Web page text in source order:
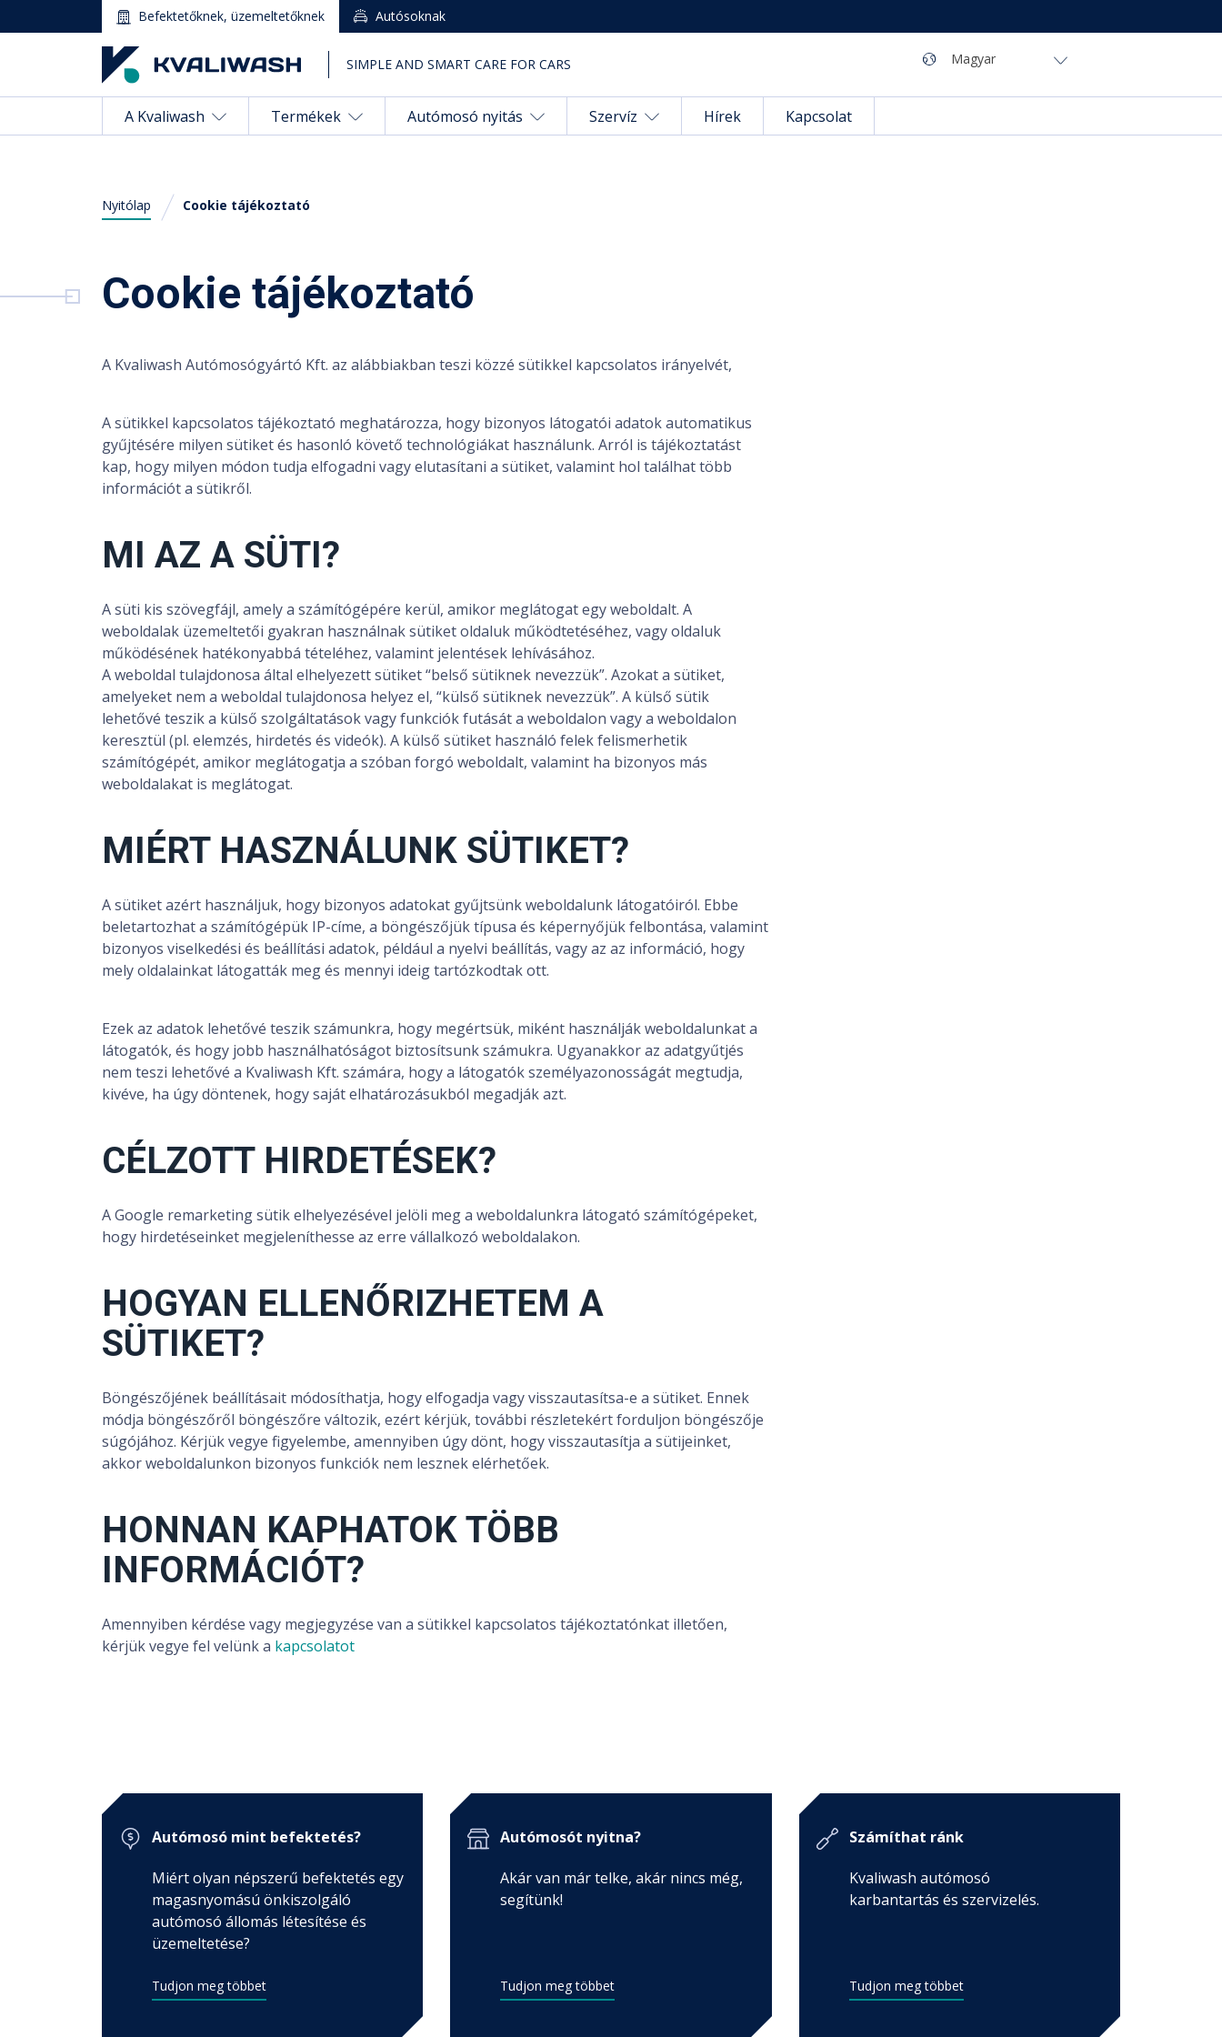
Navigáció
Autósoknak
mosó kereső, tippek, tanácsok, előnyök ...
Nyelv
English(Angol
Befektetőknek, üzemeltetőknek Autósoknak
SIMPLE AND SMART CARE FOR CARS Magyar
A Kvaliwash Termékek Autómosó nyitás Szervíz Hírek Kapcsolat
Nyitólap Cookie tájékoztató
Cookie tájékoztató
A Kvaliwash Autómosógyártó Kft. az alábbiakban teszi közzé sütikkel kapcsolatos irányelvét,
A sütikkel kapcsolatos tájékoztató meghatározza, hogy bizonyos látogatói adatok automatikus
gyűjtésére milyen sütiket és hasonló követő technológiákat használunk. Arról is tájékoztatást
kap, hogy milyen módon tudja elfogadni vagy elutasítani a sütiket, valamint hol találhat több
információt a sütikről.
MI AZ A SÜTI?
A süti kis szövegfájl, amely a számítógépére kerül, amikor meglátogat egy weboldalt. A
weboldalak üzemeltetői gyakran használnak sütiket oldaluk működtetéséhez, vagy oldaluk
működésének hatékonyabbá tételéhez, valamint jelentések lehívásához.
A weboldal tulajdonosa által elhelyezett sütiket “belső sütiknek nevezzük”. Azokat a sütiket,
amelyeket nem a weboldal tulajdonosa helyez el, “külső sütiknek nevezzük”. A külső sütik
lehetővé teszik a külső szolgáltatások vagy funkciók futását a weboldalon vagy a weboldalon
keresztül (pl. elemzés, hirdetés és videók). A külső sütiket használó felek felismerhetik
számítógépét, amikor meglátogatja a szóban forgó weboldalt, valamint ha bizonyos más
weboldalakat is meglátogat.
MIÉRT HASZNÁLUNK SÜTIKET?
A sütiket azért használjuk, hogy bizonyos adatokat gyűjtsünk weboldalunk látogatóiról. Ebbe
beletartozhat a számítógépük IP-címe, a böngészőjük típusa és képernyőjük felbontása, valamint
bizonyos viselkedési és beállítási adatok, például a nyelvi beállítás, vagy az az információ, hogy
mely oldalainkat látogatták meg és mennyi ideig tartózkodtak ott.
Ezek az adatok lehetővé teszik számunkra, hogy megértsük, miként használják weboldalunkat a
látogatók, és hogy jobb használhatóságot biztosítsunk számukra. Ugyanakkor az adatgyűtjés
nem teszi lehetővé a Kvaliwash Kft. számára, hogy a látogatók személyazonosságát megtudja,
kivéve, ha úgy döntenek, hogy saját elhatározásukból megadják azt.
CÉLZOTT HIRDETÉSEK?
A Google remarketing sütik elhelyezésével jelöli meg a weboldalunkra látogató számítógépeket,
hogy hirdetéseinket megjeleníthesse az erre vállalkozó weboldalakon.
HOGYAN ELLENŐRIZHETEM A
SÜTIKET?
Böngészőjének beállításait módosíthatja, hogy elfogadja vagy visszautasítsa-e a sütiket. Ennek
módja böngészőről böngészőre változik, ezért kérjük, további részletekért forduljon böngészője
súgójához. Kérjük vegye figyelembe, amennyiben úgy dönt, hogy visszautasítja a sütijeinket,
akkor weboldalunkon bizonyos funkciók nem lesznek elérhetőek.
HONNAN KAPHATOK TÖBB
INFORMÁCIÓT?
Amennyiben kérdése vagy megjegyzése van a sütikkel kapcsolatos tájékoztatónkat illetően,
kérjük vegye fel velünk a kapcsolatot
Autómosó mint befektetés?
Miért olyan népszerű befektetés egy
magasnyomású önkiszolgáló
autómosó állomás létesítése és
üzemeltetése?
Tudjon meg többet
Autómosót nyitna?
Akár van már telke, akár nincs még,
segítünk!
Tudjon meg többet
Számíthat ránk
Kvaliwash autómosó
karbantartás és szervizelés.
Tudjon meg többet